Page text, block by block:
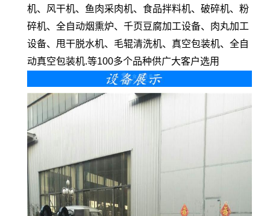
机、风干机、鱼肉采肉机、食品拌料机、破碎机、粉
碎机、全自动烟熏炉、千页豆腐加工设备、肉丸加工
设备、甩干脱水机、毛辊清洗机、真空包装机、全自
动真空包装机.等100多个品种供广大客户选用